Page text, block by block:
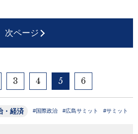
次ページ
3 4 5 6
・経済 #国際政治 #広島サミット #サミット